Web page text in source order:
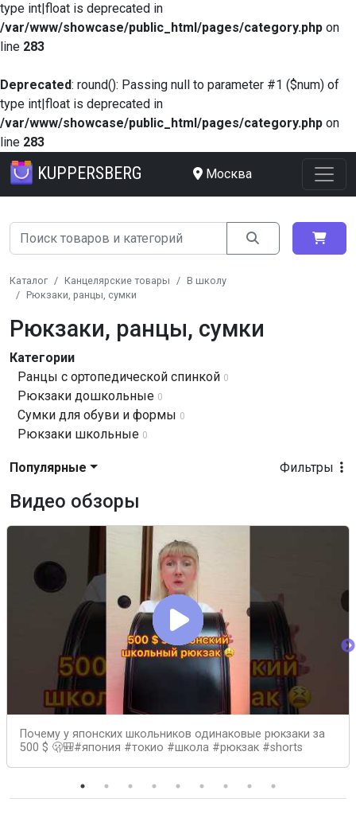
type int|float is deprecated in
/var/www/showcase/public_html/pages/category.php on
line 283
Deprecated: round(): Passing null to parameter #1 ($num) of
type int|float is deprecated in
/var/www/showcase/public_html/pages/category.php on
line 283
KUPPERSBERG Москва
Каталог Канцелярские товары
В школу
Рюкзаки, ранцы, сумки
Рюкзаки, ранцы, сумки
Категории
Ранцы с ортопедической спинкой 0
Рюкзаки дошкольные 0
Сумки для обуви и формы 0
Рюкзаки школьные 0
Фильтры
Популярные
Видео обзоры
Почему у японских школьников одинаковые рюкзаки за
500 $ 🫢🎒#япония #токио #школа #рюкзак #shorts